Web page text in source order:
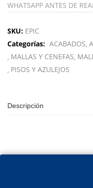
WHATSAPP ANTES DE
SKU: EPIC
Categorías: ACABADOS
MALLAS Y CENEFAS
PISOS Y AZULEJOS
Descripción